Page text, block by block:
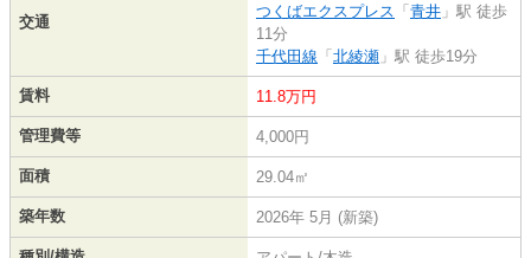
交通
つくばエクスプレス 「青井 」駅 徒歩
11分
千代田線 「北綾瀬 」駅 徒歩19分
賃料 11.8万円
管理費等 4,000円
面積 29.04㎡
築年数 2026年 5月 (新築)